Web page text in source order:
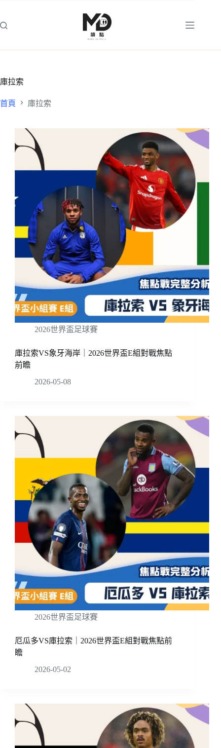
主
庫拉索
首頁 庫拉索
2026世界盃足球賽
庫拉索VS象牙海岸｜2026世界盃E組對戰焦點
前瞻
2026-05-08
2026世界盃足球賽
厄瓜多VS庫拉索｜2026世界盃E組對戰焦點前
瞻
2026-05-02